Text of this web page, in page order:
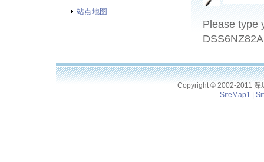
站点地图
Please type
Copyright © 2002-2011 深
SiteMap1 |